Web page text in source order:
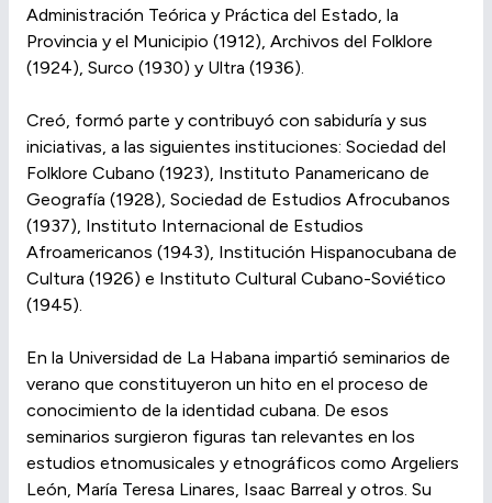
Administración Teórica y Práctica del Estado, la
Provincia y el Municipio (1912), Archivos del Folklore
(1924), Surco (1930) y Ultra (1936).
Creó, formó parte y contribuyó con sabiduría y sus
iniciativas, a las siguientes instituciones: Sociedad del
Folklore Cubano (1923), Instituto Panamericano de
Geografía (1928), Sociedad de Estudios Afrocubanos
(1937), Instituto Internacional de Estudios
Afroamericanos (1943), Institución Hispanocubana de
Cultura (1926) e Instituto Cultural Cubano-Soviético
(1945).
En la Universidad de La Habana impartió seminarios de
verano que constituyeron un hito en el proceso de
conocimiento de la identidad cubana. De esos
seminarios surgieron figuras tan relevantes en los
estudios etnomusicales y etnográficos como Argeliers
León, María Teresa Linares, Isaac Barreal y otros. Su